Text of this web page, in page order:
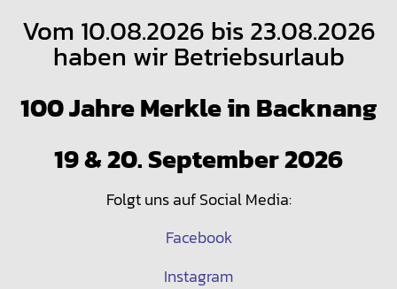
Vom 10.08.2026 bis 23.08.2026
haben wir Betriebsurlaub
100 Jahre Merkle in Backnang
19 & 20. September 2026
Folgt uns auf Social Media:
Facebook
Instagram